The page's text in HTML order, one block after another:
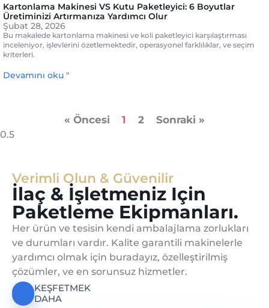
Kartonlama Makinesi VS Kutu Paketleyici: 6 Boyutlar
Üretiminizi Artırmanıza Yardımcı Olur
Şubat 28, 2026
Bu makalede kartonlama makinesi ve koli paketleyici karşılaştırması
inceleniyor, işlevlerini özetlemektedir, operasyonel farklılıklar, ve seçim
kriterleri.
Devamını oku "
« Öncesi 1 2 Sonraki »
Verimli Olun & Güvenilir
İlaç & İşletmeniz Için
Paketleme Ekipmanları.
Her ürün ve tesisin kendi ambalajlama zorlukları
ve durumları vardır. Kalite garantili makinelerle
yardımcı olmak için buradayız, özelleştirilmiş
çözümler, ve en sorunsuz hizmetler.
KEŞFETMEK
DAHA